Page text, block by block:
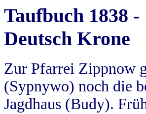
Taufbuch 1838
Deutsch Krone
Zur Pfarrei Zippnow
(Sypnywo) noch die
Jagdhaus (Budy).